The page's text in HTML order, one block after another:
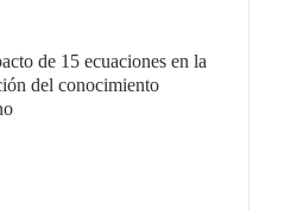
de 15 ecuaciones en la
del conocimiento